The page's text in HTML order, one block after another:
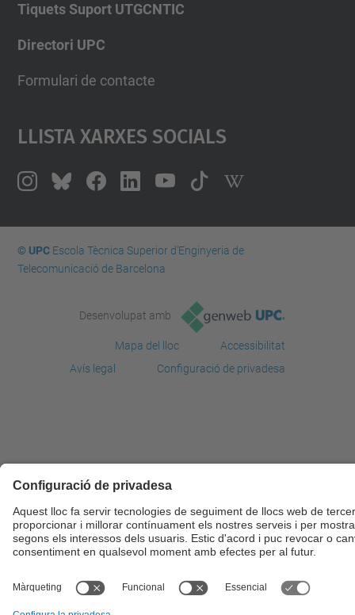
Tiquets Suport UTGCNTIC
Directori UPC
Formulari de contacte
Llista Xarxes Socials
© UPCEscola Tècnica Superior d'Enginyeria de
Telecomunicació de Barcelona
Desenvolupat amb
Mapa del lloc
Accessibilitat
Avís legal
Configuració de privadesa